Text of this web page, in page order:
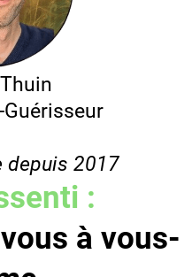
depuis 2017
:
à vous-